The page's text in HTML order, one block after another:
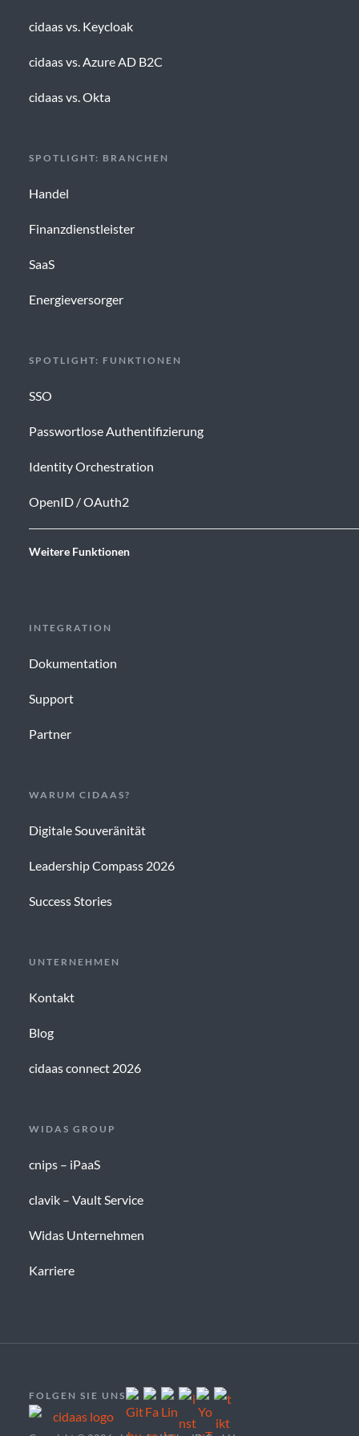
cidaas vs. Keycloak
cidaas vs. Azure AD B2C
cidaas vs. Okta
SPOTLIGHT: BRANCHEN
Handel
Finanzdienstleister
SaaS
Energieversorger
SPOTLIGHT: FUNKTIONEN
SSO
Passwortlose Authentifizierung
Identity Orchestration
OpenID / OAuth2
Weitere Funktionen
INTEGRATION
Dokumentation
Support
Partner
WARUM CIDAAS?
Digitale Souveränität
Leadership Compass 2026
Success Stories
UNTERNEHMEN
Kontakt
Blog
cidaas connect 2026
WIDAS GROUP
cnips – iPaaS
clavik – Vault Service
Widas Unternehmen
Karriere
FOLGEN SIE UNS